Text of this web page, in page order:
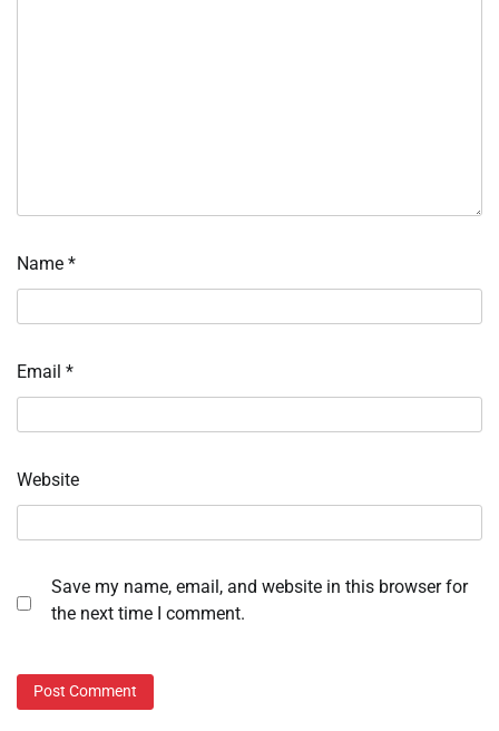
Name *
Email *
Website
Save my name, email, and website in this browser for
the next time I comment.